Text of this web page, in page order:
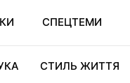
СПЕЦТЕМИ
СТИЛЬ ЖИТТЯ